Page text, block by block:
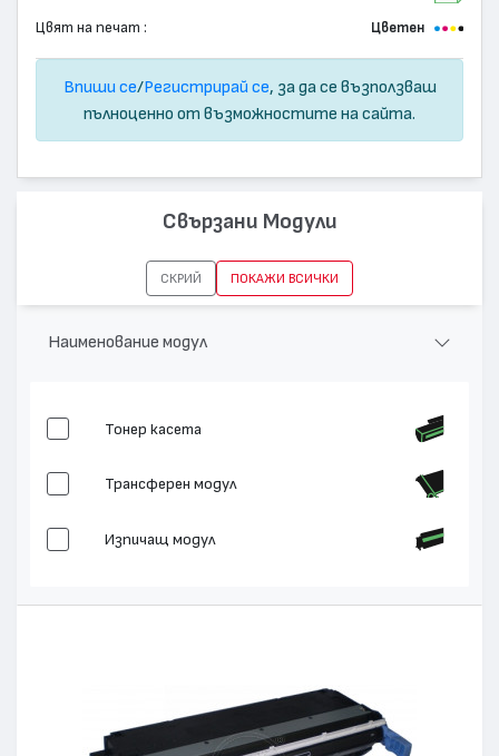
Цвят на печат : Цветен
Впиши се/Регистрирай се, за да се възползваш
пълноценно от възможностите на сайта.
Свързани Модули
СКРИЙ ПОКАЖИ ВСИЧКИ
Наименование модул
Тонер касета
Трансферен модул
Изпичащ модул